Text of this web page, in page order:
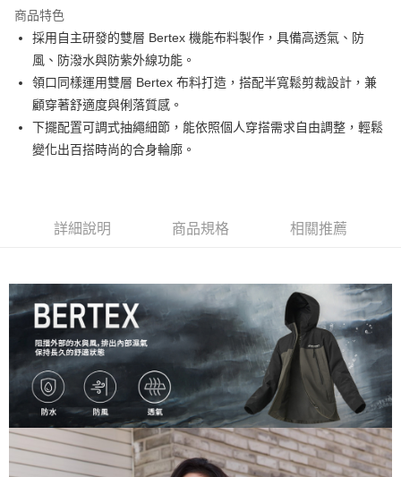
Apple Pay
運送方式
全家取貨付款<未取貨列黑名單/不支援離島取退>
每筆NT$60，滿NT$990(含以上)免運費
7-11取貨付款<未取貨列黑名單/不支援離島取退>
每筆NT$60，滿NT$990(含以上)免運費
每筆NT$80，滿NT$990(含以上)免運費
商品特色
採用自主研發的雙層 Bertex 機能布料製作，具備高透氣、防
風、防潑水與防紫外線功能。
領口同樣運用雙層 Bertex 布料打造，搭配半寬鬆剪裁設計，兼
顧穿著舒適度與俐落質感。
下擺配置可調式抽繩細節，能依照個人穿搭需求自由調整，輕鬆
變化出百搭時尚的合身輪廓。
詳細說明 商品規格 相關推薦